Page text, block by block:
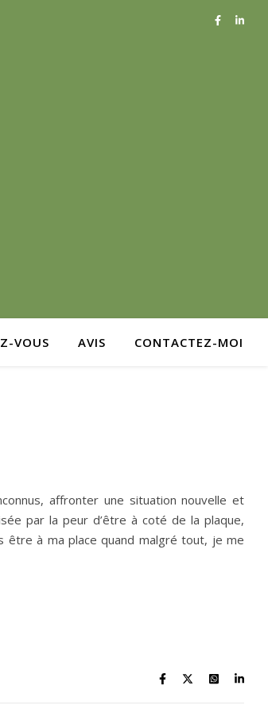
VOUS AVIS CONTACTEZ-MOI
affronter une situation nouvelle et
par la peur d’être à coté de la plaque,
être à ma place quand malgré tout, je me